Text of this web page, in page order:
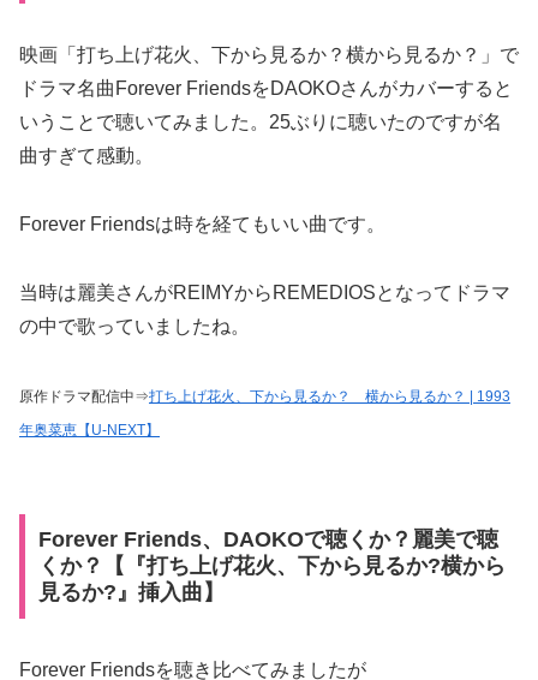
映画「打ち上げ花火、下から見るか？横から見るか？」で
ドラマ名曲Forever FriendsをDAOKOさんがカバーすると
いうことで聴いてみました。25ぶりに聴いたのですが名
曲すぎて感動。
Forever Friendsは時を経てもいい曲です。
当時は麗美さんがREIMYからREMEDIOSとなってドラマ
の中で歌っていましたね。
原作ドラマ配信中⇒打ち上げ花火、下から見るか？ 横から見るか？ | 1993
年奥菜恵【U-NEXT】
Forever Friends、DAOKOで聴くか？麗美で聴
くか？【『打ち上げ花火、下から見るか?横から
見るか?』挿入曲】
Forever Friendsを聴き比べてみましたが